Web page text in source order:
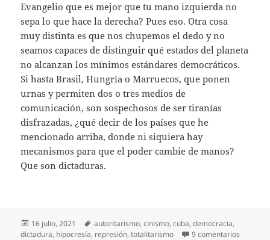
Evangelio que es mejor que tu mano izquierda no
sepa lo que hace la derecha? Pues eso. Otra cosa
muy distinta es que nos chupemos el dedo y no
seamos capaces de distinguir qué estados del planeta
no alcanzan los mínimos estándares democráticos.
Si hasta Brasil, Hungría o Marruecos, que ponen
urnas y permiten dos o tres medios de
comunicación, son sospechosos de ser tiranías
disfrazadas, ¿qué decir de los países que he
mencionado arriba, donde ni siquiera hay
mecanismos para que el poder cambie de manos?
Que son dictaduras.
Publicado
el
16 julio, 2021 Etiquetas
autoritarismo,cinismo,cuba,democracia,
dictadura, hipocresía, represión,totalitarismo 9 comentarios